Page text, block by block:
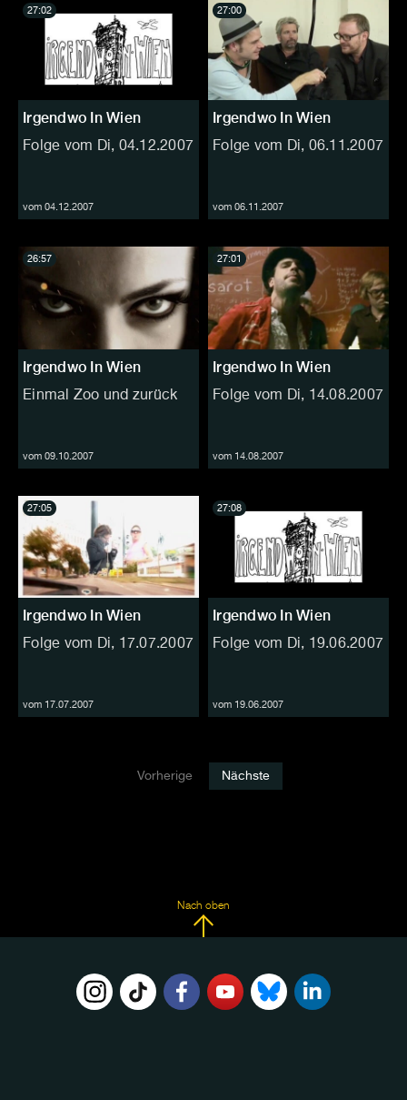
Irgendwo In Wien
Folge vom Di, 04.12.2007
vom 04.12.2007
27:02
Irgendwo In Wien
Folge vom Di, 06.11.2007
vom 06.11.2007
27:00
Irgendwo In Wien
Einmal Zoo und zurück
vom 09.10.2007
26:57
Irgendwo In Wien
Folge vom Di, 14.08.2007
vom 14.08.2007
27:01
Irgendwo In Wien
Folge vom Di, 17.07.2007
vom 17.07.2007
27:05
Irgendwo In Wien
Folge vom Di, 19.06.2007
vom 19.06.2007
27:08
Vorherige Nächste
Nach oben